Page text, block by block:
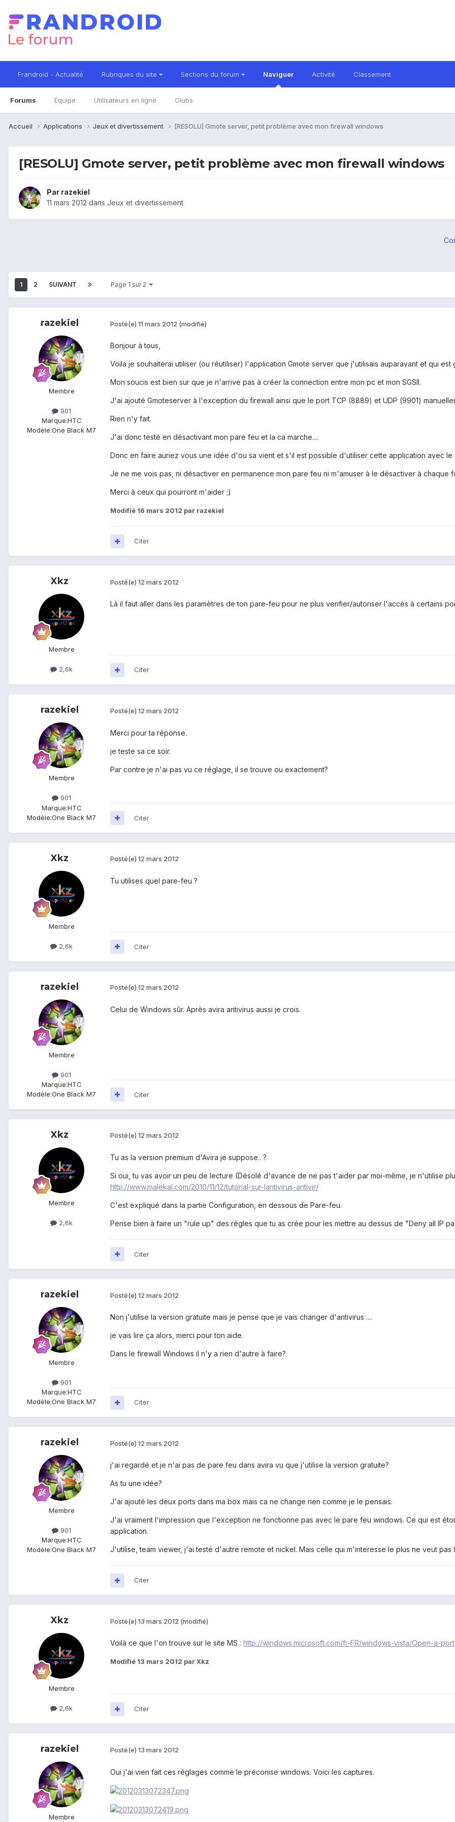
Frandroid - Actualité Rubriques du site Sections du forum Naviguer
Forums Équipe Utilisateurs en ligne Clubs
Activité Classement
Accueil Applications Jeux et divertissement [RESOLU] Gmote server, petit problème avec mon firewall windows
[RESOLU] Gmote server, petit problème avec mon firewall windows
Par razekiel
11 mars 2012 dans Jeux et divertissement
1 2 SUIVANT Page 1 sur 2
razekiel
Membre
901
Marque:HTC
Modèle:One Black M7
Posté(e) 11 mars 2012 (modifié)
Bonjour à tous,
Voila je souhaiterai utiliser (ou réutiliser) l'application Gmote server que j'utilisais auparavant et qui est
Mon soucis est bien sur que je n'arrive pas à créer la connection entre mon pc et mon SGSII.
J'ai ajouté Gmoteserver à l'exception du firewall ainsi que le port TCP (8889) et UDP (9901)
Rien n'y fait.
J'ai donc testé en désactivant mon pare feu et la ca marche....
Donc en faire auriez vous une idée d'ou sa vient et s'il est possible d'utiliser cette application avec le
Je ne me vois pas, ni désactiver en permanence mon pare feu ni m'amuser à le désactiver à chaque
Merci à ceux qui pourront m'aider ;)
Modifié 16 mars 2012 par razekiel
Citer
Xkz
Membre
2,6k
Posté(e) 12 mars 2012
Là il faut aller dans les paramètres de ton pare-feu pour ne plus verifier/autoriser l'accès à certains
Citer
razekiel
Membre
901
Marque:HTC
Modèle:One Black M7
Posté(e) 12 mars 2012
Merci pour ta réponse.
je teste sa ce soir.
Par contre je n'ai pas vu ce réglage, il se trouve ou exactement?
Citer
Xkz
Membre
2,6k
Posté(e) 12 mars 2012
Tu utilises quel pare-feu ?
Citer
razekiel
Membre
901
Marque:HTC
Modèle:One Black M7
Posté(e) 12 mars 2012
Celui de Windows sûr. Après avira antivirus aussi je crois.
Citer
Xkz
Membre
2,6k
Posté(e) 12 mars 2012
Tu as la version premium d'Avira je suppose.. ?
Si oui, tu vas avoir un peu de lecture (Désolé d'avance de ne pas t'aider par moi-même, je n'utilise
http://www.malekal.com/2010/11/12/tutorial-sur-lantivirus-antivir/
C'est expliqué dans la partie Configuration, en dessous de Pare-feu.
Pense bien à faire un "rule up" des règles que tu as crée pour les mettre au dessus de "Deny all IP
Citer
razekiel
Membre
901
Marque:HTC
Modèle:One Black M7
Posté(e) 12 mars 2012
Non j'utilise la version gratuite mais je pense que je vais changer d'antivirus ....
je vais lire ça alors, merci pour ton aide.
Dans le firewall Windows il n'y a rien d'autre à faire?
Citer
razekiel
Membre
901
Marque:HTC
Modèle:One Black M7
Posté(e) 12 mars 2012
j'ai regardé et je n'ai pas de pare feu dans avira vu que j'utilise la version gratuite?
As tu une idée?
J'ai ajouté les deux ports dans ma box mais ca ne change rien comme je le pensais.
J'ai vraiment l'impression que l'exception ne fonctionne pas avec le pare feu windows. Ce qui est
application.
J'utilise, team viewer, j'ai testé d'autre remote et nickel. Mais celle qui m'interesse le plus ne veut pas
Citer
Xkz
Membre
2,6k
Posté(e) 13 mars 2012 (modifié)
Voilà ce que l'on trouve sur le site MS : http://windows.microsoft.com/fr-FR/windows-vista/Open-a-
Modifié 13 mars 2012 par Xkz
Citer
razekiel
Membre
Posté(e) 13 mars 2012
Oui j'ai vien fait ces réglages comme le préconise windows. Voici les captures.